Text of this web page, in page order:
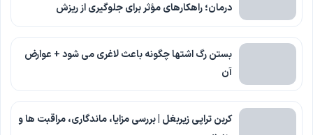
درمان؛ راهکارهای مؤثر برای جلوگیری از ریزش
بستن رگ اشتها چگونه باعث لاغری می شود + عوارض
آن
کربن تراپی زیربغل | بررسی مزایا، ماندگاری، مراقبت ها و